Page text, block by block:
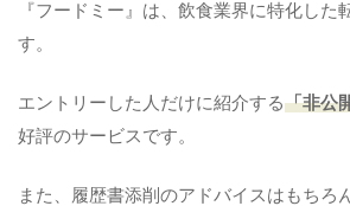
『フードミー』は、飲食業界に特化した
す。
エントリーした人だけに紹介する「非公
好評のサービスです。
また、履歴書添削のアドバイスはもちろ